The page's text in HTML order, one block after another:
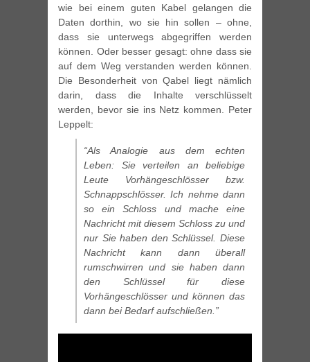
wie bei einem guten Kabel gelangen die
Daten dorthin, wo sie hin sollen – ohne,
dass sie unterwegs abgegriffen werden
können. Oder besser gesagt: ohne dass sie
auf dem Weg verstanden werden können.
Die Besonderheit von Qabel liegt nämlich
darin, dass die Inhalte verschlüsselt
werden, bevor sie ins Netz kommen. Peter
Leppelt:
“Als Analogie aus dem echten
Leben: Sie verteilen an beliebige
Leute Vorhängeschlösser bzw.
Schnappschlösser. Ich nehme dann
so ein Schloss und mache eine
Nachricht mit diesem Schloss zu und
nur Sie haben den Schlüssel. Diese
Nachricht kann dann überall
rumschwirren und sie haben dann
den Schlüssel für diese
Vorhängeschlösser und können das
dann bei Bedarf aufschließen.”